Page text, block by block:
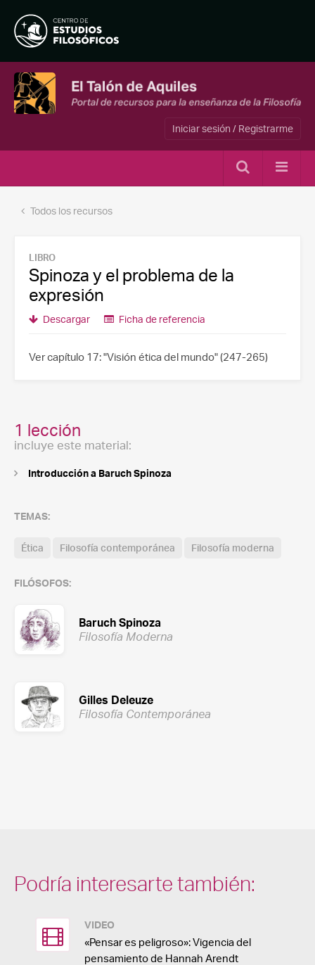
Iniciar sesión / Registrarme
Todos los recursos
LIBRO
Spinoza y el problema de la
expresión
Descargar Ficha de referencia
Ver capítulo 17: "Visión ética del mundo" (247-265)
1 lección
incluye este material:
Introducción a Baruch Spinoza
TEMAS:
Ética Filosofía contemporánea Filosofía moderna
FILÓSOFOS:
Baruch Spinoza
Filosofía Moderna
Gilles Deleuze
Filosofía Contemporánea
Podría interesarte también:
VIDEO
«Pensar es peligroso»: Vigencia del
pensamiento de Hannah Arendt